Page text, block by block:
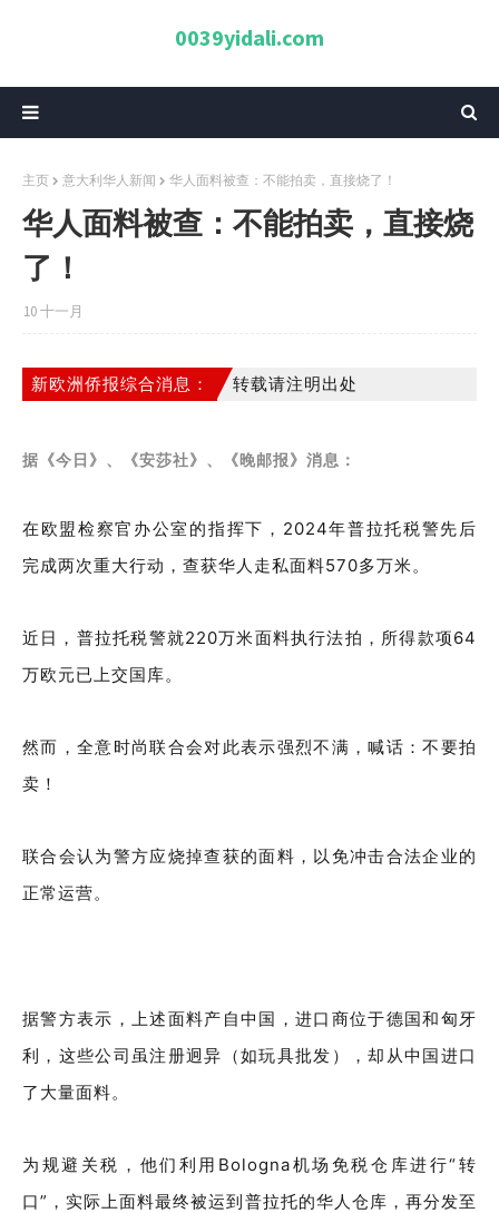
0039yidali.com
主页 意大利华人新闻 华人面料被查：不能拍卖，直接烧了！
华人面料被查：不能拍卖，直接烧
了！
10 十一月
新欧洲侨报综合消息： 转载请注明出处
据《今日》、《安莎社》、《晚邮报》消息：
在欧盟检察官办公室的指挥下，2024年普拉托税警先后
完成两次重大行动，查获华人走私面料570多万米。
近日，普拉托税警就220万米面料执行法拍，所得款项64
万欧元已上交国库。
然而，全意时尚联合会对此表示强烈不满，喊话：不要拍
卖！
联合会认为警方应烧掉查获的面料，以免冲击合法企业的
正常运营。
据警方表示，上述面料产自中国，进口商位于德国和匈牙
利，这些公司虽注册迥异（如玩具批发），却从中国进口
了大量面料。
为规避关税，他们利用Bologna机场免税仓库进行“转
口”，实际上面料最终被运到普拉托的华人仓库，再分发至